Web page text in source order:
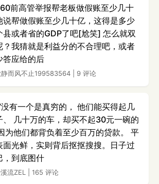
前高管举报帮老板做假账至少几十
帮做假账至少几十亿，这得是多少
县或者省的GDP了吧[尬笑] 怎么就双
？我猜就是利益分的不合理吧，或者
答应给的后
而风不止199583564 9 评论
没有一个是真穷的， 他们能买得起几
、 几十万的车，却买不起30元一碗的
为他们都背负着至少百万的贷款。 平
面光鲜，实则背后抠抠搜搜。日子过
，到底图什
流ZEL 165 评论